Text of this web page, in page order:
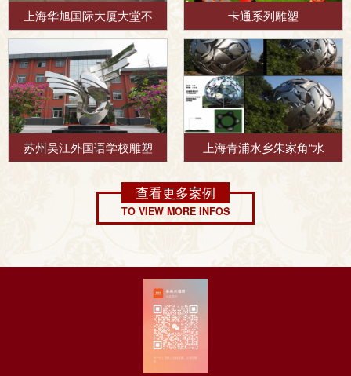
上海华旭国际大厦大堂不 卡通系列雕塑
苏州吴江外国语学校雕塑 上海青浦水乡朱家角“水
查看更多案例
TO VIEW MORE INFOS